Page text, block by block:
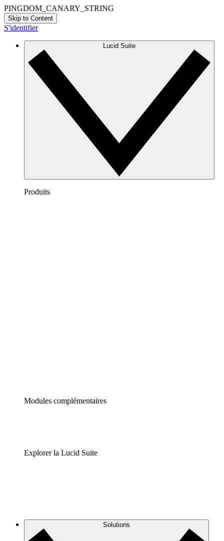
PINGDOM_CANARY_STRING
Skip to Content
S'identifier
Lucid Suite
Produits
Modules complémentaires
Explorer la Lucid Suite
Solutions